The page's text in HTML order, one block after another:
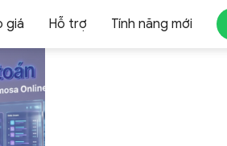
giá Hỗ trợ Tính năng mới